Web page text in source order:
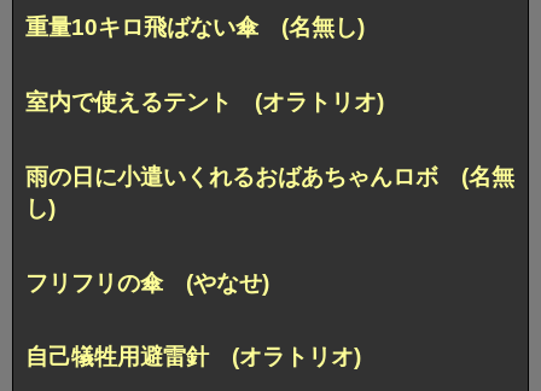
重量10キロ飛ばない傘 (名無し)
室内で使えるテント (オラトリオ)
雨の日に小遣いくれるおばあちゃんロボ (名無
し)
フリフリの傘 (やなせ)
自己犠牲用避雷針 (オラトリオ)